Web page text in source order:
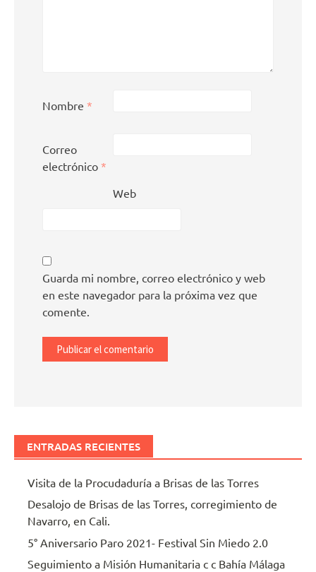
Nombre *
Correo
electrónico *
Web
Guarda mi nombre, correo electrónico y web
en este navegador para la próxima vez que
comente.
ENTRADAS RECIENTES
Visita de la Procudaduría a Brisas de las Torres
Desalojo de Brisas de las Torres, corregimiento de
Navarro, en Cali.
5° Aniversario Paro 2021- Festival Sin Miedo 2.0
Seguimiento a Misión Humanitaria c c Bahía Málaga